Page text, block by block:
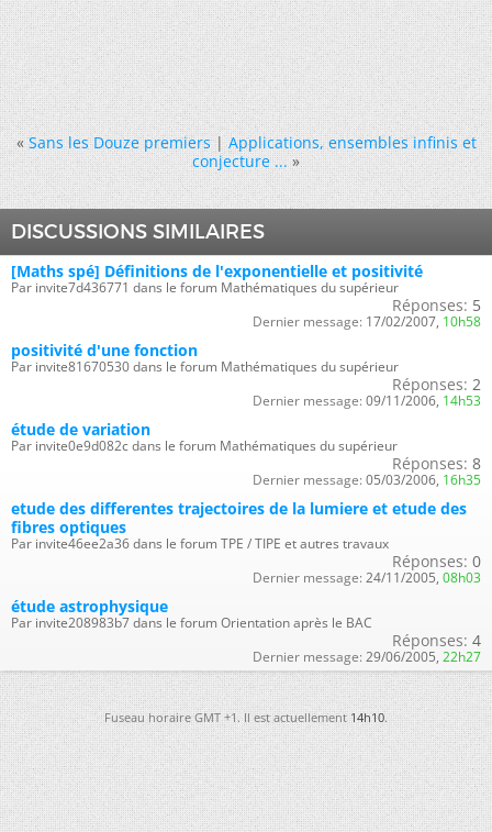
« Sans les Douze premiers|Applications, ensembles infinis et
conjecture ... »
DISCUSSIONS SIMILAIRES
[Maths spé] Définitions de l'exponentielle et positivité
Par invite7d436771 dans le forum Mathématiques du supérieur
Réponses: 5
Dernier message: 17/02/2007, 10h58
positivité d'une fonction
Par invite81670530 dans le forum Mathématiques du supérieur
Réponses: 2
Dernier message: 09/11/2006, 14h53
étude de variation
Par invite0e9d082c dans le forum Mathématiques du supérieur
Réponses: 8
Dernier message: 05/03/2006, 16h35
etude des differentes trajectoires de la lumiere et etude des
fibres optiques
Par invite46ee2a36 dans le forum TPE / TIPE et autres travaux
Réponses: 0
Dernier message: 24/11/2005, 08h03
étude astrophysique
Par invite208983b7 dans le forum Orientation après le BAC
Réponses: 4
Dernier message: 29/06/2005, 22h27
Fuseau horaire GMT +1. Il est actuellement14h10.